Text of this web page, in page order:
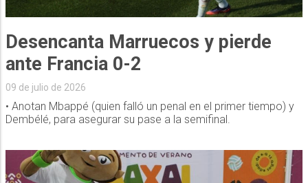
Desencanta Marruecos y pierde
ante Francia 0-2
09 de julio de 2026
• Anotan Mbappé (quien falló un penal en el primer tiempo) y
Dembélé, para asegurar su pase a la semifinal.